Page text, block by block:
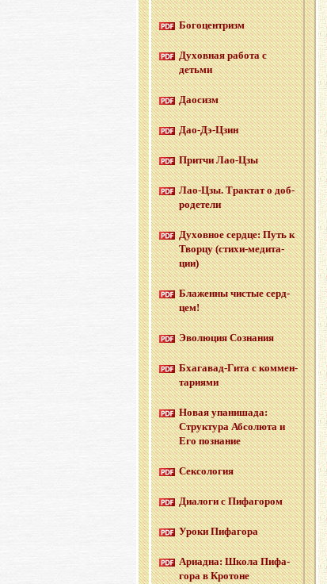
Бо­го­цен­тризм
Ду­хов­ная ра­бо­та с
детьми
Дао­сизм
Дао-Дэ-Цзин
Прит­чи Лао-Цзы
Лао-Цзы. Трак­тат о доб­
ро­де­те­ли
Ду­хов­ное серд­це: Путь к
Твор­цу (сти­хи-ме­ди­та­
ции)
Бла­жен­ны чи­стые серд­
цем!
Эво­лю­ция Со­зна­ния
Бха­га­вад-Ги­та с ком­мен­
та­ри­я­ми
Новая упа­ни­ша­да:
Струк­ту­ра Аб­со­лю­та и
Его по­зна­ние
Сек­со­ло­гия
Диа­ло­ги с Пи­фа­го­ром
Уроки Пи­фа­го­ра
Ари­ад­на: Школа Пи­фа­
го­ра в Кро­тоне